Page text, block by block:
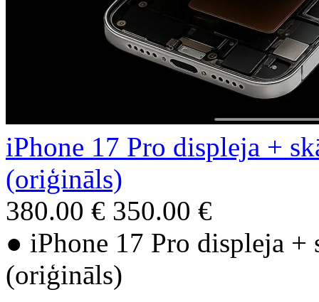
iPhone 17 Pro displeja +
(oriģināls)
380.00 € 350.00 €
● iPhone 17 Pro displeja
(oriģināls)